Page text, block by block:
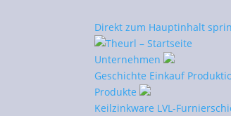
Direkt zum Hauptinhalt
Unternehmen
Geschichte Einkauf
Produkte
Keilzinkware LVL-